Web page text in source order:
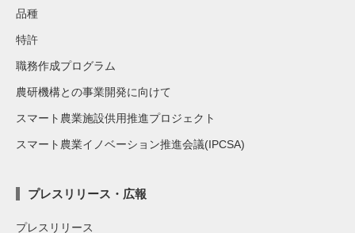
品種
特許
職務作成プログラム
農研機構との事業開発に向けて
スマート農業施設供用推進プロジェクト
スマート農業イノベーション推進会議(IPCSA)
プレスリリース・広報
プレスリリース